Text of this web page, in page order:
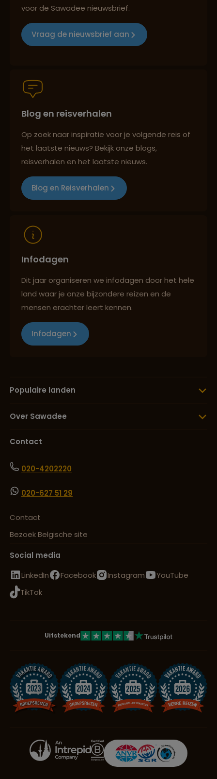
Reizen met oog voor mens, cultuur en milieu
Persoonlijk en deskundig reisadvies
Best beoordeelde reisroutes
voor de Sawadee nieuwsbrief.
Vraag de nieuwsbrief aan
Blog en reisverhalen
Op zoek naar inspiratie voor je volgende reis of
het laatste nieuws? Bekijk onze blogs,
reisverhalen en het laatste nieuws.
Blog en Reisverhalen
Infodagen
Dit jaar organiseren we infodagen door het hele
land waar je onze bijzondere reizen en de
mensen erachter leert kennen.
Infodagen
Populaire landen
Over Sawadee
Contact
020-4202220
020-627 51 29
Contact
Bezoek Belgische site
Social media
LinkedIn
Facebook Instagram
YouTube
TikTok
Uitstekend